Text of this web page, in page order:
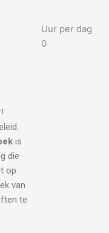
Uur per dag
0
is
die
op
van
te